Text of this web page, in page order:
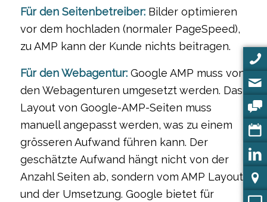
Für den Seitenbetreiber:Bilder optimieren
vor dem hochladen (normaler PageSpeed),
zu AMP kann der Kunde nichts beitragen.
Für den Webagentur:Google AMP muss von
den Webagenturen umgesetzt werden. Das
Layout von Google-AMP-Seiten muss
manuell angepasst werden, was zu einem
grösseren Aufwand führen kann. Der
geschätzte Aufwand hängt nicht von der
Anzahl Seiten ab, sondern vom AMP Layout
und der Umsetzung. Google bietet für